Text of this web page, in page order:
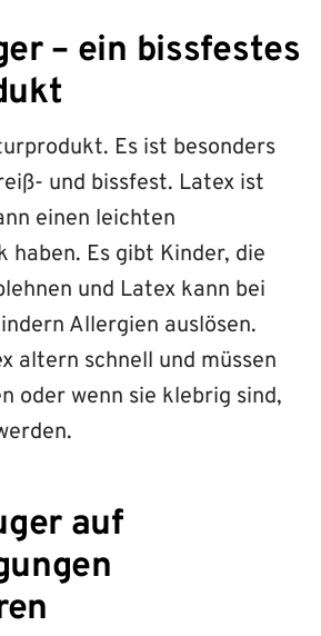
– ein bissfestes
Es ist besonders
und bissfest. Latex ist
einen leichten
haben. Es gibt Kinder, die
und Latex kann bei
Allergien auslösen.
altern schnell und müssen
oder wenn sie klebrig sind,
auf